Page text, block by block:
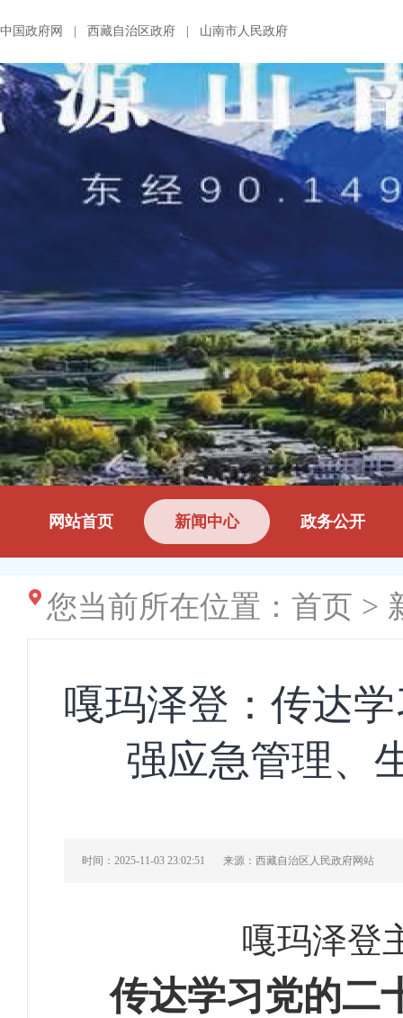
中国政府网 西藏自治区政府 山南市人民政府
网站首页 新闻中心 政务公开
您当前所在位置： 首页 >
嘎玛泽登：传达
强应急管理、
时间：2025-11-03 23:02:51 来源：西藏自治区人民政府网站
嘎玛泽登
传达学习党的二